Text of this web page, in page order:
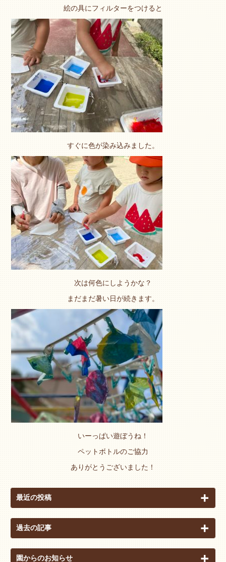
絵の具にフィルターをつけると
すぐに色が染み込みました。
次は何色にしようかな？
まだまだ暑い日が続きます。
いーっぱい遊ぼうね！
ペットボトルのご協力
ありがとうございました！
最近の投稿
過去の記事
園からのお知らせ